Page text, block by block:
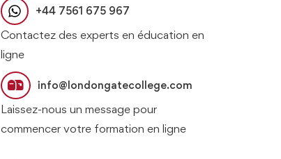
+44 7561 675 967
Contactez des experts en éducation en
ligne
info@londongatecollege.com
Laissez-nous un message pour
commencer votre formation en ligne